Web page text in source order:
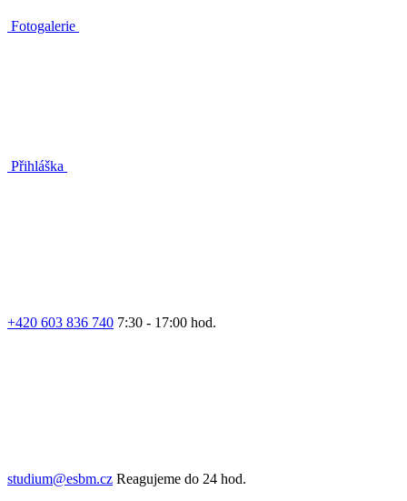
Fotogalerie
Přihláška
+420 603 836 740 7:30 - 17:00 hod.
studium@esbm.cz Reagujeme do 24 hod.